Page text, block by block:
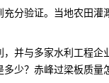
分验证。当地农田
并与多家水利工程
少？赤峰过梁板质